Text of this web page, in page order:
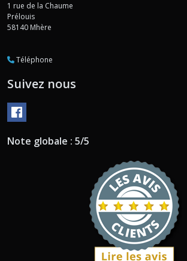
1 rue de la Chaume
Prélouis
58140 Mhère
Téléphone
Suivez nous
Note globale : 5/5